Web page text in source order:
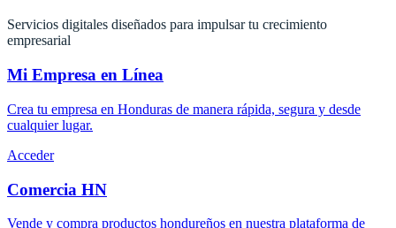
Servicios digitales diseñados para impulsar tu crecimiento
empresarial
Mi Empresa en Línea
Crea tu empresa en Honduras de manera rápida, segura y desde
cualquier lugar.
Acceder
Comercia HN
Vende y compra productos hondureños en nuestra plataforma de